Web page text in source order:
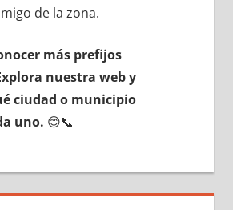
dе la zona.
mа́s prefijos
nuestra web у
ciudad ο municipio
uno. 😊📞